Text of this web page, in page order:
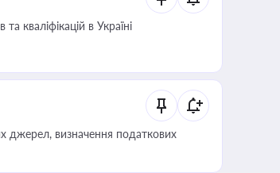
кваліфікацій в Україні
джерел, визначення податкових